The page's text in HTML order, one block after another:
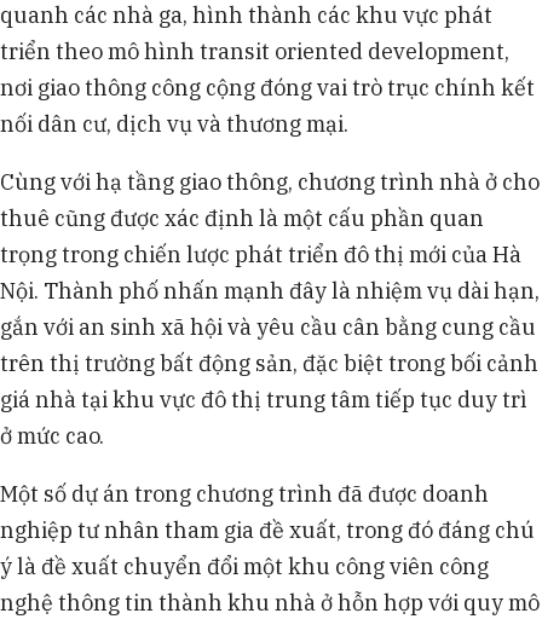
quanh các nhà ga, hình thành các khu vực phát
triển theo mô hình transit oriented development,
nơi giao thông công cộng đóng vai trò trục chính kết
nối dân cư, dịch vụ và thương mại.
Cùng với hạ tầng giao thông, chương trình nhà ở cho
thuê cũng được xác định là một cấu phần quan
trọng trong chiến lược phát triển đô thị mới của Hà
Nội. Thành phố nhấn mạnh đây là nhiệm vụ dài hạn,
gắn với an sinh xã hội và yêu cầu cân bằng cung cầu
trên thị trường bất động sản, đặc biệt trong bối cảnh
giá nhà tại khu vực đô thị trung tâm tiếp tục duy trì
ở mức cao.
Một số dự án trong chương trình đã được doanh
nghiệp tư nhân tham gia đề xuất, trong đó đáng chú
ý là đề xuất chuyển đổi một khu công viên công
nghệ thông tin thành khu nhà ở hỗn hợp với quy mô